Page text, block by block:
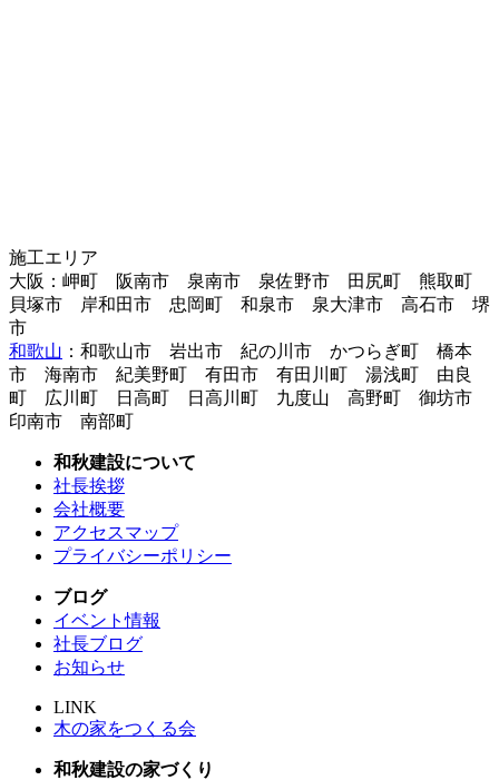
施工エリア
大阪：岬町 阪南市 泉南市 泉佐野市 田尻町 熊取町
貝塚市 岸和田市 忠岡町 和泉市 泉大津市 高石市 堺
市
和歌山 ：和歌山市 岩出市 紀の川市 かつらぎ町 橋本
市 海南市 紀美野町 有田市 有田川町 湯浅町 由良
町 広川町 日高町 日高川町 九度山 高野町 御坊市
印南市 南部町
和秋建設について
社長挨拶
会社概要
アクセスマップ
プライバシーポリシー
ブログ
イベント情報
社長ブログ
お知らせ
LINK
木の家をつくる会
和秋建設の家づくり